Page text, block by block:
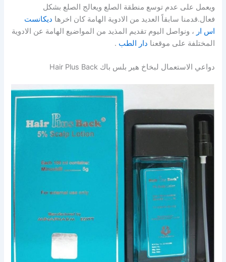
ويعمل على عدم توسع منطقة الصلع ويعالج الصلع بشكل
فعال.قدمنا سابقاً العديد من الادوية الهامة كان اخرها ديكانست
اس ار ، ونواصل اليوم تقديم المذيد من المواضيع الهامة عن الادوية
المختلفة على موقعنا دار الطب .
دواعي الاستعمال لبخاخ هير بلس باك Hair Plus Back